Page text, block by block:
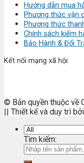
Hướng dẫn mua
Phương thức vận
Phương thức
Chính sách kiểm
Bảo Hành & Đổi
Kết nối mạng xã hội:
© Bản quyền thuộc về
|| Thiết kế và duy trì bởi
Tìm kiếm: